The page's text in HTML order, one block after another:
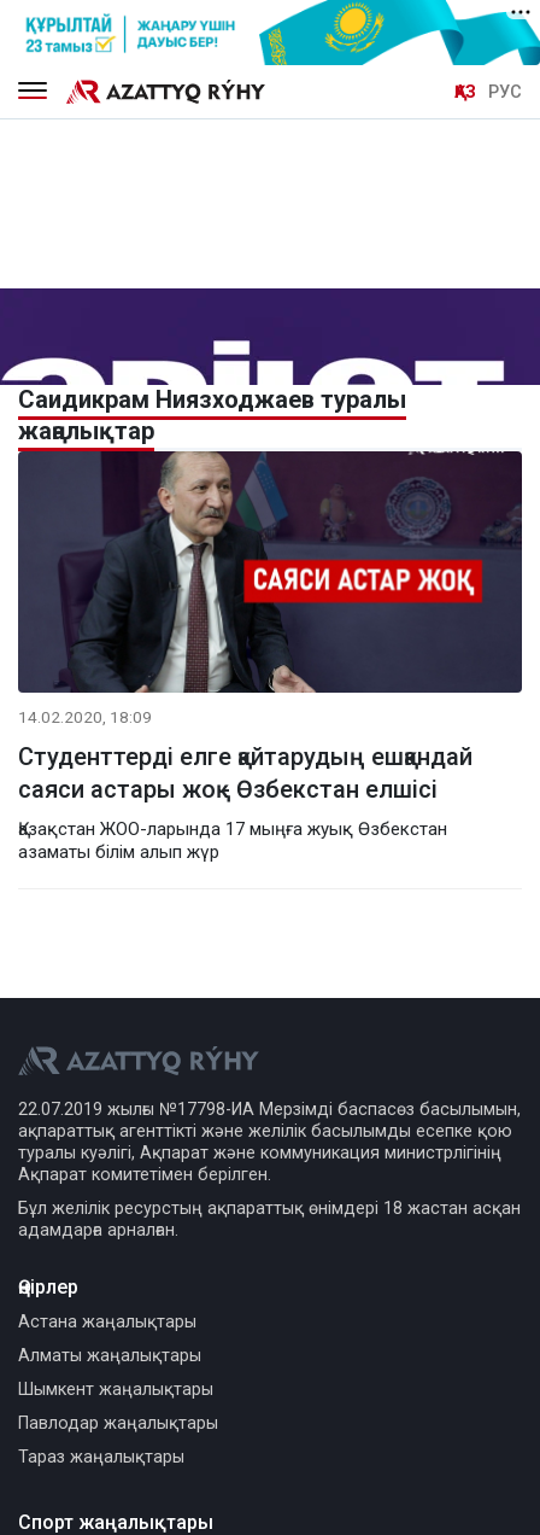
ҚАЗ РУС
Саидикрам Ниязходжаев туралы
жаңалықтар
14.02.2020, 18:09
Студенттерді елге қайтарудың ешқандай
саяси астары жоқ - Өзбекстан елшісі
Қазақстан ЖОО-ларында 17 мыңға жуық Өзбекстан
азаматы білім алып жүр
22.07.2019 жылғы №17798-ИА Мерзімді баспасөз басылымын,
ақпараттық агенттікті және желілік басылымды есепке қою
туралы куәлігі, Ақпарат және коммуникация министрлігінің
Ақпарат комитетімен берілген.
Бұл желілік ресурстың ақпараттық өнімдері 18 жастан асқан
адамдарға арналған.
Өңірлер
Астана жаңалықтары
Алматы жаңалықтары
Шымкент жаңалықтары
Павлодар жаңалықтары
Тараз жаңалықтары
Спорт жаңалықтары